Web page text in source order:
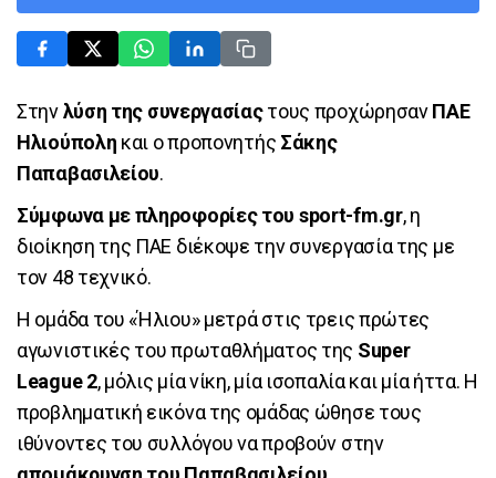
Στηνλύση της συνεργασίαςτους προχώρησανΠΑΕ
Ηλιούπολη και ο προπονητής Σάκης
Παπαβασιλείου.
Σύμφωνα με πληροφορίες του sport-fm.gr, η
διοίκηση της ΠΑΕ διέκοψε την συνεργασία της με
τον 48 τεχνικό.
Η ομάδα του «Ήλιου» μετρά στις τρεις πρώτες
αγωνιστικές του πρωταθλήματος της Super
League 2, μόλις μία νίκη, μία ισοπαλία και μία ήττα. Η
προβληματική εικόνα της ομάδας ώθησε τους
ιθύνοντες του συλλόγου να προβούν στην